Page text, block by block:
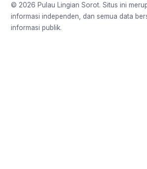
© 2026 Pulau Lingian Sorot. Situs ini
informasi independen, dan semua data
informasi publik.